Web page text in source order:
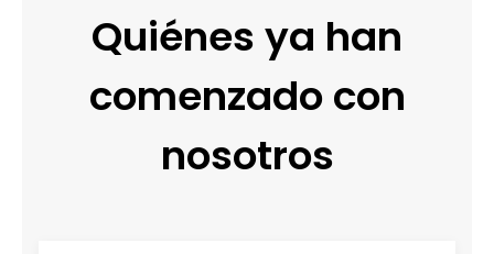
Quiénes ya han
comenzado con
nosotros